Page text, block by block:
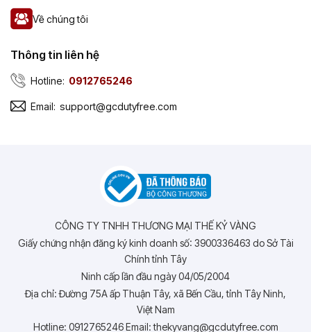
Về chúng tôi
Thông tin liên hệ
Hotline: 0912765246
Email: support@gcdutyfree.com
CÔNG TY TNHH THƯƠNG MẠI THẾ KỶ VÀNG
Giấy chứng nhận đăng ký kinh doanh số: 3900336463 do Sở Tài
Chính tỉnh Tây
Ninh cấp lần đầu ngày 04/05/2004
Địa chỉ: Đường 75A ấp Thuận Tây, xã Bến Cầu, tỉnh Tây Ninh,
Việt Nam
Hotline: 0912765246 Email: thekyvang@gcdutyfree.com